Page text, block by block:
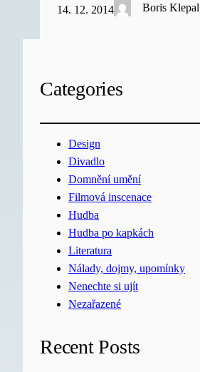
14. 12. 2014 Boris Klepal
Categories
Design
Divadlo
Domnění umění
Filmová inscenace
Hudba
Hudba po kapkách
Literatura
Nálady, dojmy, upomínky
Nenechte si ujít
Nezařazené
Recent Posts